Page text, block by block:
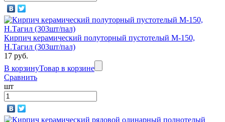
Кирпич керамический полуторный пустотелый М-150,
Н.Тагил (303шт/пал)
17 руб.
В корзинуТовар в корзине
Сравнить
шт